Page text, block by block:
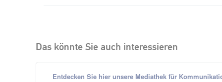
Das könnte Sie auch interessieren
Entdecken Sie hier unsere Mediathek für